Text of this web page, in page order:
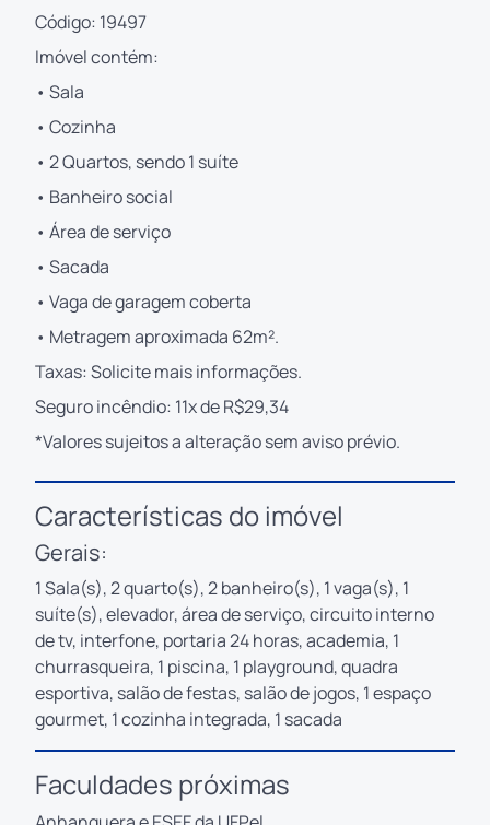
Código: 19497
Imóvel contém:
• Sala
• Cozinha
• 2 Quartos, sendo 1 suíte
• Banheiro social
• Área de serviço
• Sacada
• Vaga de garagem coberta
• Metragem aproximada 62m².
Taxas: Solicite mais informações.
Seguro incêndio: 11x de R$29,34
*Valores sujeitos a alteração sem aviso prévio.
Características do imóvel
Gerais:
1 Sala(s), 2 quarto(s), 2 banheiro(s), 1 vaga(s), 1
suíte(s), elevador, área de serviço, circuito interno
de tv, interfone, portaria 24 horas, academia, 1
churrasqueira, 1 piscina, 1 playground, quadra
esportiva, salão de festas, salão de jogos, 1 espaço
gourmet, 1 cozinha integrada, 1 sacada
Faculdades próximas